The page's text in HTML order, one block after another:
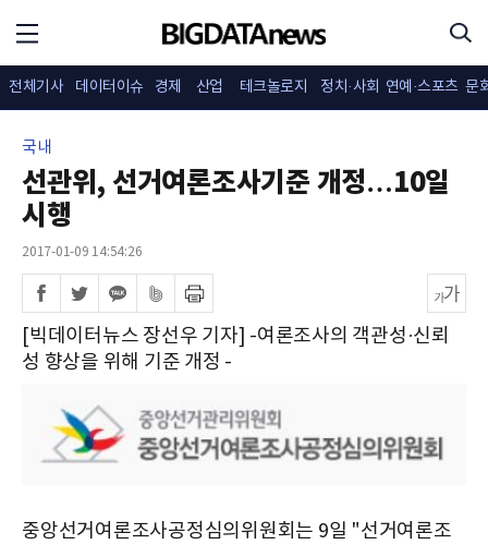
전체기사 데이터이슈 경제 산업 테크놀로지 정치·사회 연예·스포츠 문
국내
선관위, 선거여론조사기준 개정…10일
시행
2017-01-09 14:54:26
[빅데이터뉴스 장선우 기자] -여론조사의 객관성·신뢰
성 향상을 위해 기준 개정 -
중앙선거여론조사공정심의위원회는 9일 "선거여론조